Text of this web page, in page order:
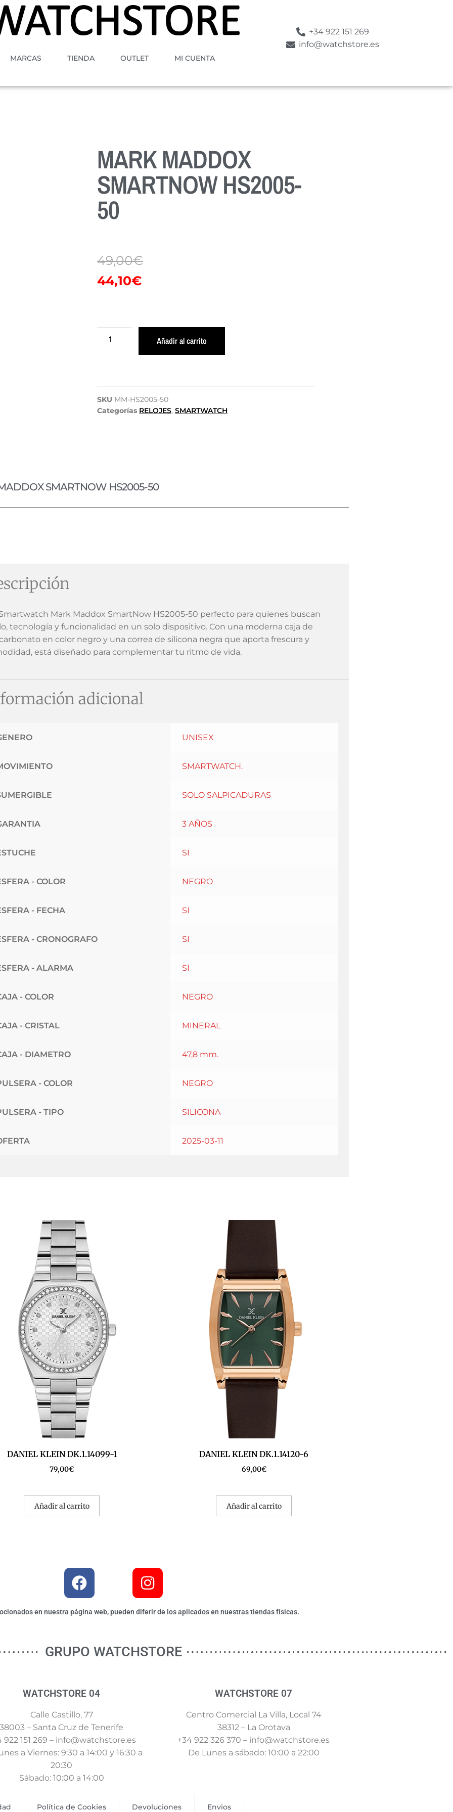
MARCAS TIENDA OUTLET MI CUENTA
+34 922 151 269
info@watchstore.es
MARK MADDOX
SMARTNOW HS2005-
50
49,00€
44,10€
Añadir al carrito
SKU MM-HS2005-50
Categorías RELOJES, SMARTWATCH
SMARTNOW HS2005-50
Mark Maddox SmartNow HS2005-50 perfecto para quienes buscan
tecnología y funcionalidad en un solo dispositivo. Con una moderna caja de
en color negro y una correa de silicona negra que aporta frescura y
está diseñado para complementar tu ritmo de vida.
adicional
UNISEX
SMARTWATCH.
SOLO SALPICADURAS
3 AÑOS
SI
- COLOR NEGRO
- FECHA SI
- CRONOGRAFO SI
- ALARMA SI
- COLOR NEGRO
- CRISTAL MINERAL
- DIAMETRO 47,8 mm.
- COLOR NEGRO
- TIPO SILICONA
2025-03-11
DANIEL KLEIN DK.1.14099-1
79,00€
Añadir al carrito
DANIEL KLEIN DK.1.14120-6
69,00€
Añadir al carrito
en nuestra página web, pueden diferir de los aplicados en nuestras tiendas físicas.
GRUPO WATCHSTORE
WATCHSTORE 04
Calle Castillo, 77
38003 – Santa Cruz de Tenerife
922 151 269 – info@watchstore.es
a Viernes: 9:30 a 14:00 y 16:30 a
20:30
Sábado: 10:00 a 14:00
WATCHSTORE 07
Centro Comercial La Villa, Local 74
38312 – La Orotava
+34 922 326 370 – info@watchstore.es
De Lunes a sábado: 10:00 a 22:00
Política de Cookies Devoluciones Envios